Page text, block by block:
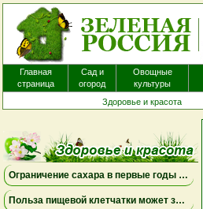
Главная
страница
Сад и
огород
Овощные
культуры
Здоровье и красота
Ограничение сахара в первые годы жизни может снизить риск болезни Альцгеймера
Польза пищевой клетчатки может зависеть от конкретных бактерий в кишечнике